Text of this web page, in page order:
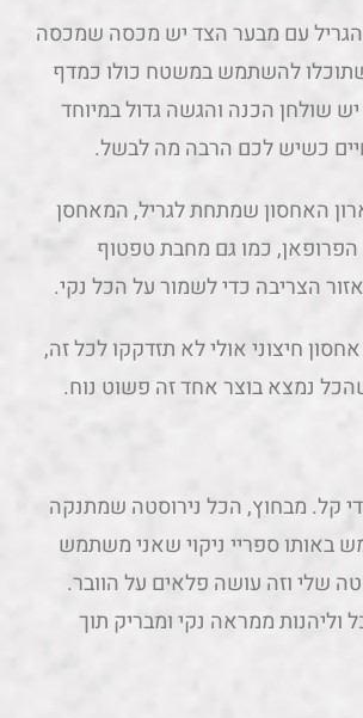
עם מבער הצד יש מכסה שמכסה
להשתמש במשטח כולו כמדף
יש שולחן הכנה והגשה גדול במיוחד
כשיש לכם הרבה מה לבשל.
האחסון שמתחת לגריל, המאחסן
הפרופאן, כמו גם מחבת טפטוף
הצריבה כדי לשמור על הכל נקי.
חיצוני אולי לא תזדקקו לכל זה,
נמצא בוצר אחד זה פשוט נוח.
די קל. מבחוץ, הכל נירוסטה שמתנקה
באותו ספריי ניקוי שאני משתמש
שלי וזה עושה פלאים על הוובר.
וליהנות ממראה נקי ומבריק תוך